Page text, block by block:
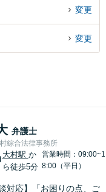
変更
変更
弁護士
綜合法律事務所
大村駅 か
ら徒歩5分
営業時間：09:00~1
8:00（平日）
対応】「お困りの点、ご